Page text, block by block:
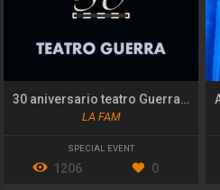
30 aniversario teatro Guerra de Lorca
LA FAM
SPECIAL EVENT
1206 0